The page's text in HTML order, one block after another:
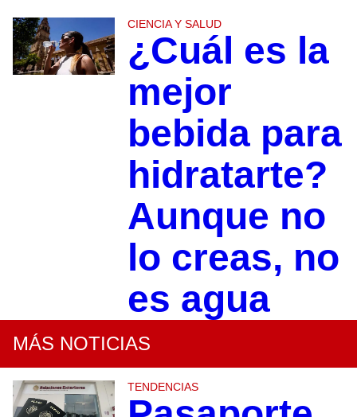
CIENCIA Y SALUD
¿Cuál es la
mejor
bebida para
hidratarte?
Aunque no
lo creas, no
es agua
MÁS NOTICIAS
TENDENCIAS